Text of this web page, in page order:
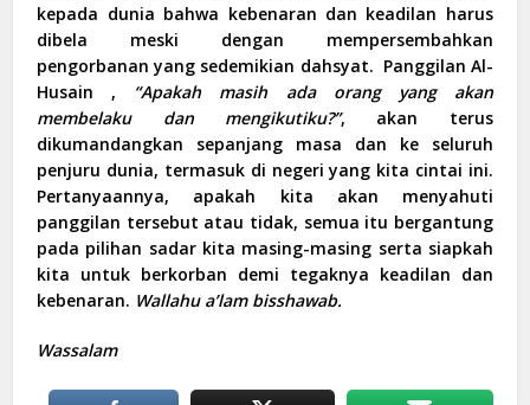
kepada dunia bahwa kebenaran dan keadilan harus
dibela meski dengan mempersembahkan
pengorbanan yang sedemikian dahsyat. Panggilan Al-
Husain , “Apakah masih ada orang yang akan
membelaku dan mengikutiku?”, akan terus
dikumandangkan sepanjang masa dan ke seluruh
penjuru dunia, termasuk di negeri yang kita cintai ini.
Pertanyaannya, apakah kita akan menyahuti
panggilan tersebut atau tidak, semua itu bergantung
pada pilihan sadar kita masing-masing serta siapkah
kita untuk berkorban demi tegaknya keadilan dan
kebenaran. Wallahu a’lam bisshawab.
Wassalam